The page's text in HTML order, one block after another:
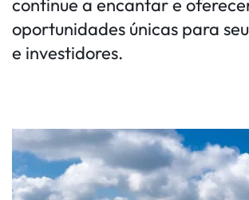
continue a encantar e
oportunidades únicas para
e investidores.